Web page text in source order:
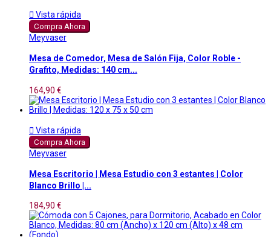
 Vista rápida
Compra Ahora
Meyvaser
Mesa de Comedor, Mesa de Salón Fija, Color Roble -
Grafito, Medidas: 140 cm...
164,90 €
 Vista rápida
Compra Ahora
Meyvaser
Mesa Escritorio | Mesa Estudio con 3 estantes | Color
Blanco Brillo |...
184,90 €